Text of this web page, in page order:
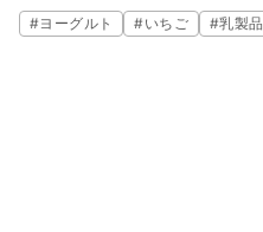
ぜひお試しください。
#ヨーグルト #いちご #乳製品